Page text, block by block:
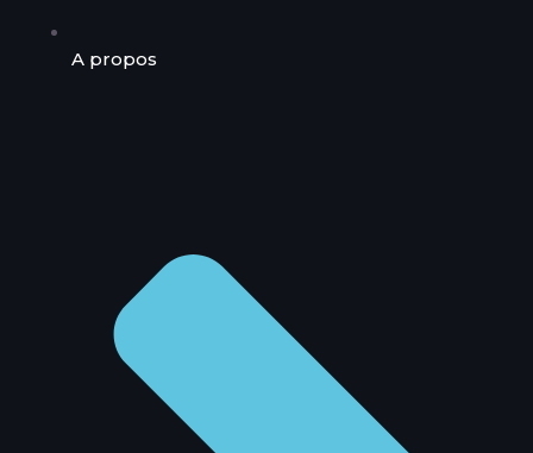
A propos